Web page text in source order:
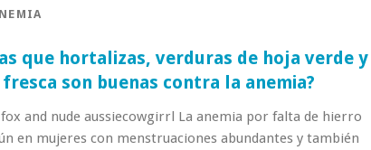
que hortalizas, verduras de hoja verde y
son buenas contra la anemia?
and nude aussiecowgirrl La anemia por falta de hierro
en mujeres con menstruaciones abundantes y también